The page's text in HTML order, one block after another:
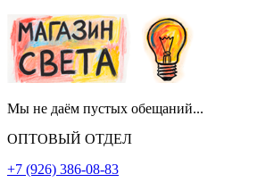
Мы не даём пустых обещаний...
ОПТОВЫЙ ОТДЕЛ
+7 (926) 386-08-83